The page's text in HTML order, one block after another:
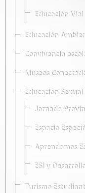
Educación Vial
Educación
Convivencia
Museos
Educación Sexual
Jornada
Espacio
Aprendamos
ESI y
Turismo